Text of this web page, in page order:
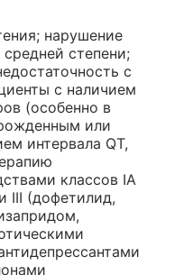
нарушение
степени;
с
с наличием
(особенно в
или
интервала QT,
классов IA
III (дофетилид,